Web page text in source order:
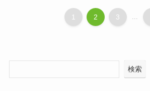
1 2 3 ...
検索